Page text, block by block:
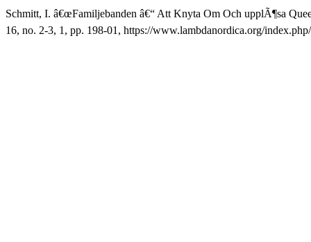
Schmitt, I. â€œFamiljebanden â€“ Att Knyta Om Och upplÃ¶sa
16, no. 2-3, 1, pp. 198-01, https://www.lambdanordica.org/